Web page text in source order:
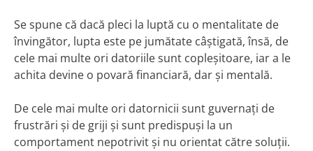
Se spune că dacă pleci la luptă cu o mentalitate de
învingător, lupta este pe jumătate câștigată, însă, de
cele mai multe ori datoriile sunt copleșitoare, iar a le
achita devine o povară financiară, dar și mentală.
De cele mai multe ori datornicii sunt guvernați de
frustrări și de griji și sunt predispuși la un
comportament nepotrivit și nu orientat către soluții.